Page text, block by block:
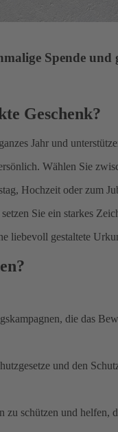
Spende
Geschenk?
Jahr und
Wählen Sie
Hochzeit oder zum
Sie ein starkes
liebevoll gestaltete
die das
und den
zu schützen und helfen,